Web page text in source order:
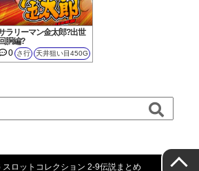
ラリーマン金太郎?出世
回胴編?
0 さ行 天井狙い目450G
ロットコレクション 2-9伝説まとめ